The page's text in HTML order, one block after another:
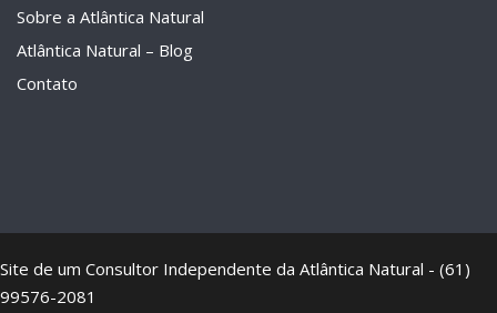
Sobre a Atlântica Natural
Atlântica Natural – Blog
Contato
Site de um Consultor Independente da Atlântica Natural - (61)
99576-2081